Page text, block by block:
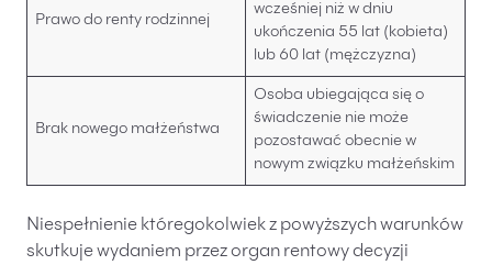
Prawo do renty rodzinnej
wcześniej niż w dniu
ukończenia 55 lat (kobieta)
lub 60 lat (mężczyzna)
Brak nowego małżeństwa
Osoba ubiegająca się o
świadczenie nie może
pozostawać obecnie w
nowym związku małżeńskim
Niespełnienie któregokolwiek z powyższych warunków
skutkuje wydaniem przez organ rentowy decyzji